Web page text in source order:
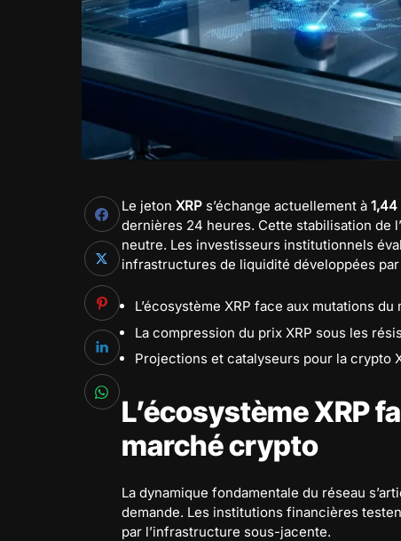
Le jeton XRP s’échange actuellement à 1,44
dernières 24 heures. Cette stabilisation de
neutre. Les investisseurs institutionnels
infrastructures de liquidité développées par
L’écosystème XRP face aux mutations
La compression du prix XRP sous les
Projections et catalyseurs pour la crypto
L’écosystème XRP
marché crypto
La dynamique fondamentale du réseau
demande. Les institutions financières
par l’infrastructure sous-jacente.